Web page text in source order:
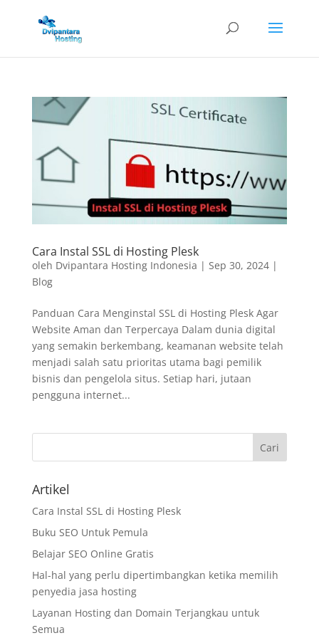
Cara Instal SSL di Hosting Plesk
oleh Dvipantara Hosting Indonesia | Sep 30, 2024|
Blog
Panduan Cara Menginstal SSL di Hosting Plesk Agar
Website Aman dan Terpercaya Dalam dunia digital
yang semakin berkembang, keamanan website telah
menjadi salah satu prioritas utama bagi pemilik
bisnis dan pengelola situs. Setiap hari, jutaan
pengguna internet...
Artikel
Cara Instal SSL di Hosting Plesk
Buku SEO Untuk Pemula
Belajar SEO Online Gratis
Hal-hal yang perlu dipertimbangkan ketika memilih
penyedia jasa hosting
Layanan Hosting dan Domain Terjangkau untuk
Semua